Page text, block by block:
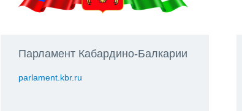
Парламент Кабардино-Балкарии
parlament.kbr.ru